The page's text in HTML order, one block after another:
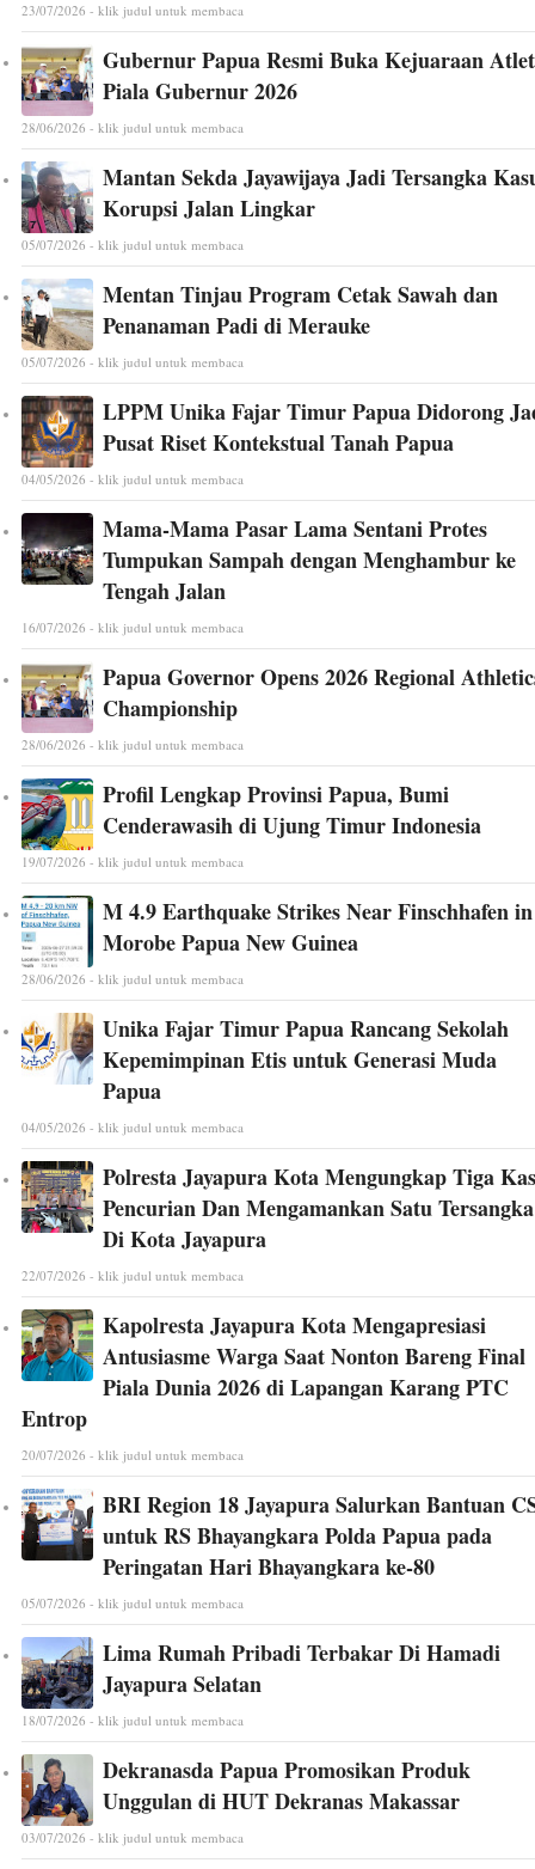
23/07/2026 - klik judul untuk membaca
Gubernur Papua Resmi Buka Kejuaraan
Piala Gubernur 2026
28/06/2026 - klik judul untuk membaca
Mantan Sekda Jayawijaya Jadi Tersangka
Korupsi Jalan Lingkar
05/07/2026 - klik judul untuk membaca
Mentan Tinjau Program Cetak Sawah dan
Penanaman Padi di Merauke
05/07/2026 - klik judul untuk membaca
LPPM Unika Fajar Timur Papua Didorong
Pusat Riset Kontekstual Tanah Papua
04/05/2026 - klik judul untuk membaca
Mama-Mama Pasar Lama Sentani Protes
Tumpukan Sampah dengan Menghambur ke
Tengah Jalan
16/07/2026 - klik judul untuk membaca
Papua Governor Opens 2026 Regional
Championship
28/06/2026 - klik judul untuk membaca
Profil Lengkap Provinsi Papua, Bumi
Cenderawasih di Ujung Timur Indonesia
19/07/2026 - klik judul untuk membaca
M 4.9 Earthquake Strikes Near Finschhafen in
Morobe Papua New Guinea
28/06/2026 - klik judul untuk membaca
Unika Fajar Timur Papua Rancang Sekolah
Kepemimpinan Etis untuk Generasi Muda
Papua
04/05/2026 - klik judul untuk membaca
Polresta Jayapura Kota Mengungkap Tiga
Pencurian Dan Mengamankan Satu Tersangka
Di Kota Jayapura
22/07/2026 - klik judul untuk membaca
Kapolresta Jayapura Kota Mengapresiasi
Antusiasme Warga Saat Nonton Bareng Final
Piala Dunia 2026 di Lapangan Karang PTC
Entrop
20/07/2026 - klik judul untuk membaca
BRI Region 18 Jayapura Salurkan Bantuan
untuk RS Bhayangkara Polda Papua pada
Peringatan Hari Bhayangkara ke-80
05/07/2026 - klik judul untuk membaca
Lima Rumah Pribadi Terbakar Di Hamadi
Jayapura Selatan
18/07/2026 - klik judul untuk membaca
Dekranasda Papua Promosikan Produk
Unggulan di HUT Dekranas Makassar
03/07/2026 - klik judul untuk membaca